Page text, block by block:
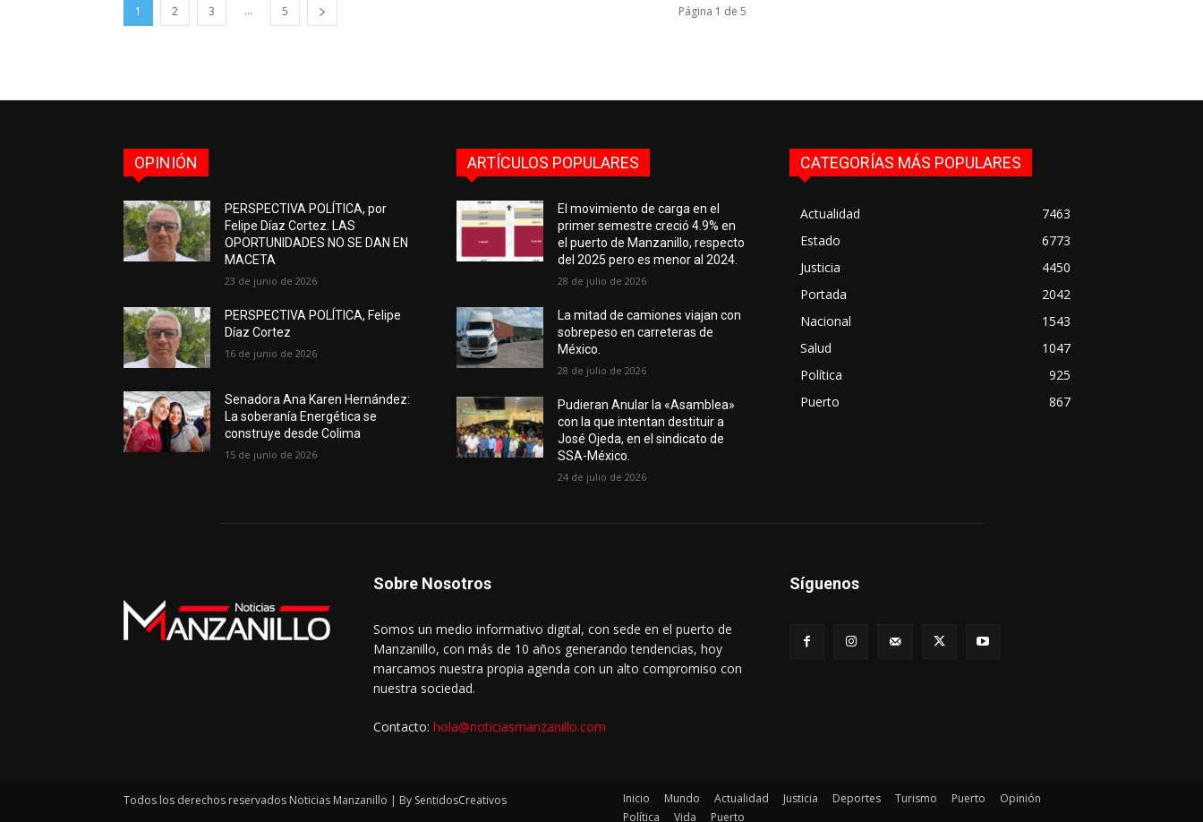
1 2 3 ... 5 Página 1 de 5
OPINIÓN
PERSPECTIVA POLÍTICA, por
Felipe Díaz Cortez. LAS
OPORTUNIDADES NO SE DAN EN
MACETA
23 de junio de 2026
PERSPECTIVA POLÍTICA, Felipe
Díaz Cortez
16 de junio de 2026
Senadora Ana Karen Hernández:
La soberanía Energética se
construye desde Colima
15 de junio de 2026
ARTÍCULOS POPULARES
El movimiento de carga en el
primer semestre creció 4.9% en
el puerto de Manzanillo, respecto
del 2025 pero es menor al 2024.
28 de julio de 2026
La mitad de camiones viajan con
sobrepeso en carreteras de
México.
28 de julio de 2026
Pudieran Anular la «Asamblea»
con la que intentan destituir a
José Ojeda, en el sindicato de
SSA-México.
24 de julio de 2026
CATEGORÍAS MÁS POPULARES
Actualidad
7463
Estado
6773
Justicia
4450
Portada
2042
Nacional
1543
Salud
1047
Política
925
Puerto
867
Sobre Nosotros
Somos un medio informativo digital, con sede en el puerto de
Manzanillo, con más de 10 años generando tendencias, hoy
marcamos nuestra propia agenda con un alto compromiso con
nuestra sociedad.
Contacto: hola@noticiasmanzanillo.com
Síguenos
Todos los derechos reservados Noticias Manzanillo | By SentidosCreativos Inicio Mundo Actualidad Justicia Deportes Turismo Puerto
Opinión
Política
Vida Puerto